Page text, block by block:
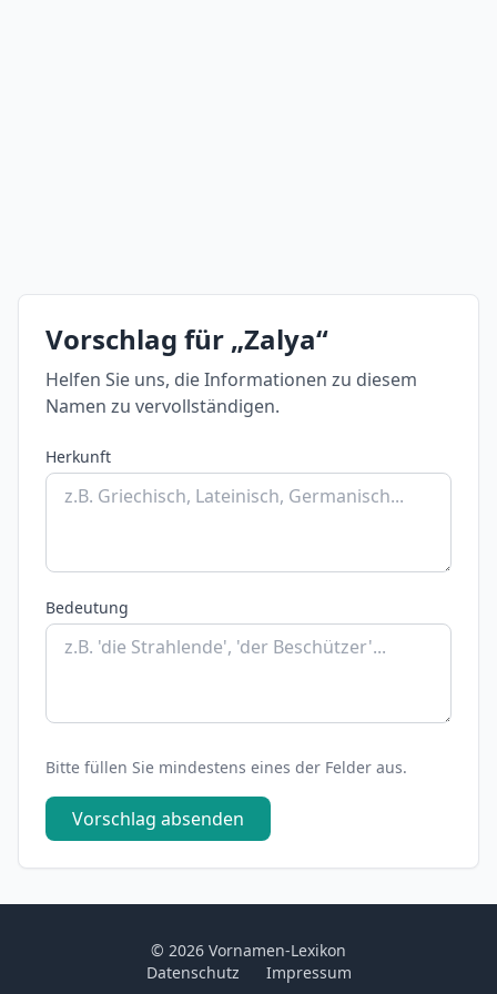
Vorschlag für „Zalya“
Helfen Sie uns, die Informationen zu diesem
Namen zu vervollständigen.
Herkunft
Bedeutung
Bitte füllen Sie mindestens eines der Felder aus.
Vorschlag absenden
© 2026 Vornamen-Lexikon
Datenschutz
Impressum